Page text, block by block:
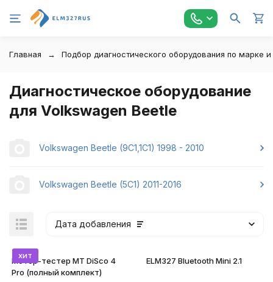
Главная Подбор диагностического оборудования по марке
Диагностическое оборудование
для Volkswagen Beetle
Volkswagen Beetle (9C1,1C1) 1998 - 2010
Volkswagen Beetle (5C1) 2011-2016
Дата добавления
хит
Мотор-тестер MT DiSco 4
Pro (полный комплект)
ELM327 Bluetooth Mini 2.1